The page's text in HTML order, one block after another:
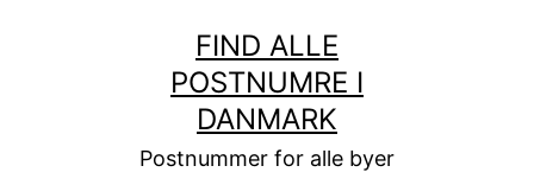
FIND ALLE
POSTNUMRE I
DANMARK
Postnummer for alle byer